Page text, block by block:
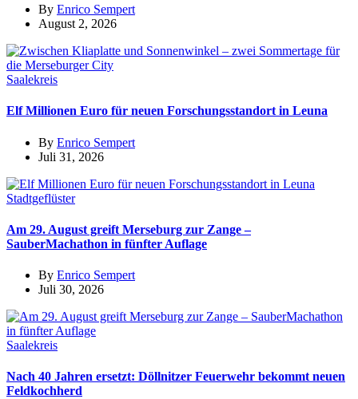
By Enrico Sempert
August 2, 2026
Saalekreis
Elf Millionen Euro für neuen Forschungsstandort in Leuna
By Enrico Sempert
Juli 31, 2026
Stadtgeflüster
Am 29. August greift Merseburg zur Zange –
SauberMachathon in fünfter Auflage
By Enrico Sempert
Juli 30, 2026
Saalekreis
Nach 40 Jahren ersetzt: Döllnitzer Feuerwehr bekommt neuen
Feldkochherd